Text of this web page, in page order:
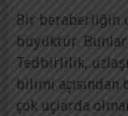
Bir beraberliğin
büyüktür.
Tedbirlilik,
bilimi
çok uçlarda